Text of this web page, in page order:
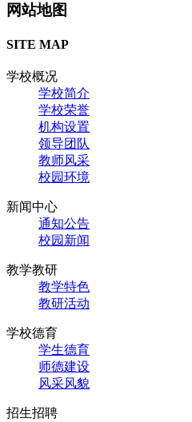
网站地图
SITE MAP
学校概况
学校简介
学校荣誉
机构设置
领导团队
教师风采
校园环境
新闻中心
通知公告
校园新闻
教学教研
教学特色
教研活动
学校德育
学生德育
师德建设
风采风貌
招生招聘